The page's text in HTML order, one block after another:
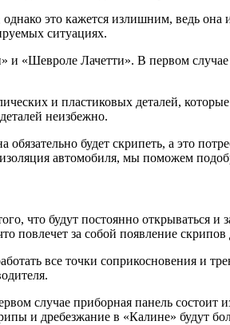
это кажется излишним, ведь она
ситуациях.
«Шевроле Лачетти». В первом
и пластиковых деталей,
неизбежно.
будет скрипеть, а это
автомобиля, мы поможем
что будут постоянно открываться
за собой появление
все точки соприкосновения и
случае приборная панель состоит
и дребезжание в «Калине» будут